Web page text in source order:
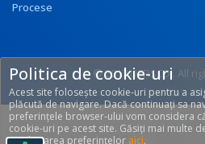
Procese
© 2017 UEFISCDI. All
[T: 0.2669, O:
Politica de cookie-uri
Acest site folosește cookie-uri pentru a
plăcută de navigare. Dacă continuați sa
preferințele browser-ului vom considera
cookie-uri pe acest site. Găsiți mai multe
modificarea preferințelor aici.